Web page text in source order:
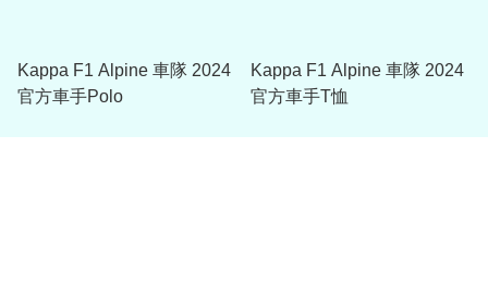
Kappa F1 Alpine 車隊 2024
官方車手Polo
Kappa F1 Alpine 車隊 2024
官方車手T恤